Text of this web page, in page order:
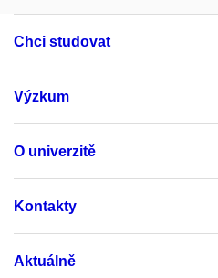
Chci studovat
Výzkum
O univerzitě
Kontakty
Aktuálně